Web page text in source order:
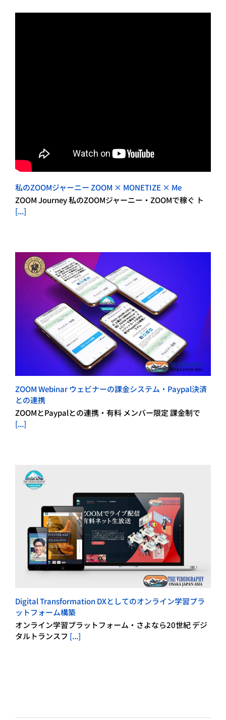
私のZOOMジャーニー ZOOM × MONETIZE × Me
ZOOM Journey 私のZOOMジャーニー・ZOOMで稼ぐ ト
[...]
ZOOM Webinar ウェビナーの課金システム・Paypal決済
との連携
ZOOMとPaypalとの連携・有料 メンバー限定 課金制で
[...]
Digital Transformation DXとしてのオンライン学習プラ
ットフォーム構築
オンライン学習プラットフォーム・さよなら20世紀 デジ
タルトランスフ [...]